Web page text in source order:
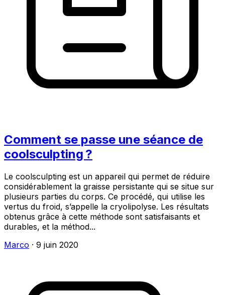
Comment se passe une séance de
coolsculpting ?
Le coolsculpting est un appareil qui permet de réduire
considérablement la graisse persistante qui se situe sur
plusieurs parties du corps. Ce procédé, qui utilise les
vertus du froid, s’appelle la cryolipolyse. Les résultats
obtenus grâce à cette méthode sont satisfaisants et
durables, et la méthod...
Marco · 9 juin 2020